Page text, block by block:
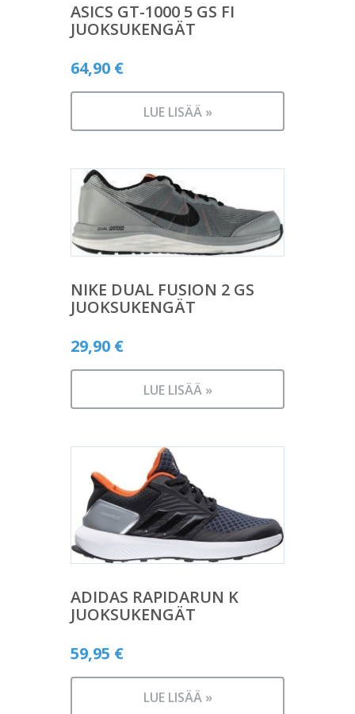
ASICS GT-1000 5 GS FI
JUOKSUKENGÄT
64,90 €
LUE LISÄÄ »
NIKE DUAL FUSION 2 GS
JUOKSUKENGÄT
29,90 €
LUE LISÄÄ »
ADIDAS RAPIDARUN K
JUOKSUKENGÄT
59,95 €
LUE LISÄÄ »